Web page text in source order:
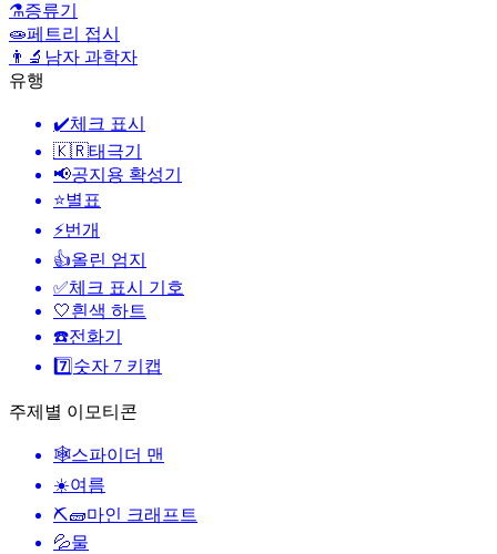
⚗️증류기
🧫페트리 접시
👨‍🔬 남자 과학자
유행
✔️체크 표시
🇰🇷태극기
📢공지용 확성기
⭐별표
⚡번개
👍올린 엄지
✅체크 표시 기호
🤍흰색 하트
☎️전화기
7️⃣ 숫자 7 키캡
주제별 이모티콘
🕸️스파이더 맨
☀️여름
⛏🧱마인 크래프트
💦물